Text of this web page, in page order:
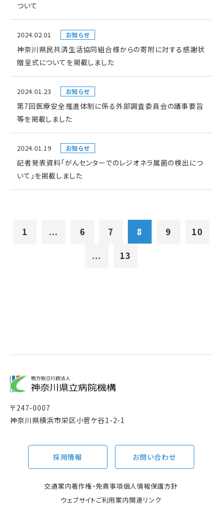
ついて
2024.02.01 お知らせ
神奈川県民共済生活協同組合様からの寄附に対する感謝状
贈呈式についてを掲載しました
2024.01.23 お知らせ
第7回医療安全推進体制に係る外部調査委員会の議事要旨
等を掲載しました
2024.01.19 お知らせ
記者発表資料「がんセンターでのレジオネラ属菌の検出につ
いて」を掲載しました
1 ... 6 7 8 9
10
...
13
〒247-0007
神奈川県横浜市栄区小菅ケ谷1-2-1
採用情報 お問い合わせ
交通案内著作権・免責事項個人情報保護方針
ウェブサイトご利用案内関連リンク